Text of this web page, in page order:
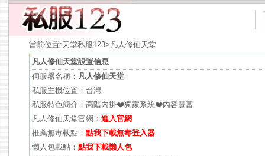
當前位置:天堂私服123>凡人修仙天堂
凡人修仙天堂設置信息
伺服器名稱： 凡人修仙天堂
私服主機位置：台灣
私服特色簡介：高階內掛❤️獨家系統❤️內容豐富
凡人修仙天堂官網： 進入官網
推薦無毒載點： 點我下載無毒登入器
懶人包載點： 點我下載懶人包